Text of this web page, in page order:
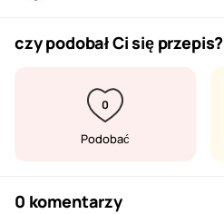
czy podobał Ci się przepis?
0
Podobać
0 komentarzy